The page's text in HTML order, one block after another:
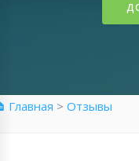
Главная > Отзывы